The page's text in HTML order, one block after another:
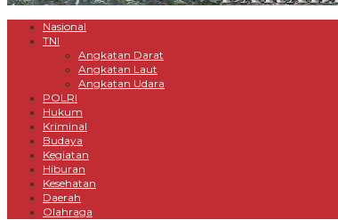
Nasional
TNI
Angkatan Darat
Angkatan Laut
Angkatan Udara
POLRI
Hukum
Kriminal
Budaya
Kegiatan
Hiburan
Kesehatan
Daerah
Olahraga